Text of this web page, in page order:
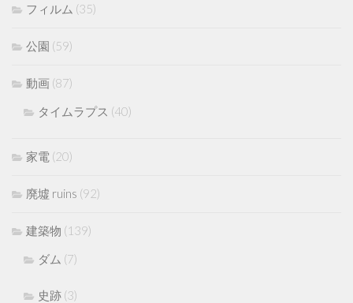
フィルム (35)
公園 (59)
動画 (87)
タイムラプス (40)
家電 (20)
廃墟 ruins (92)
建築物 (139)
ダム (7)
史跡 (3)